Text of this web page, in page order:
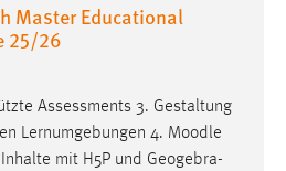
Master Educational
25/26
Assessments 3. Gestaltung
Lernumgebungen 4. Moodle
mit H5P und Geogebra-